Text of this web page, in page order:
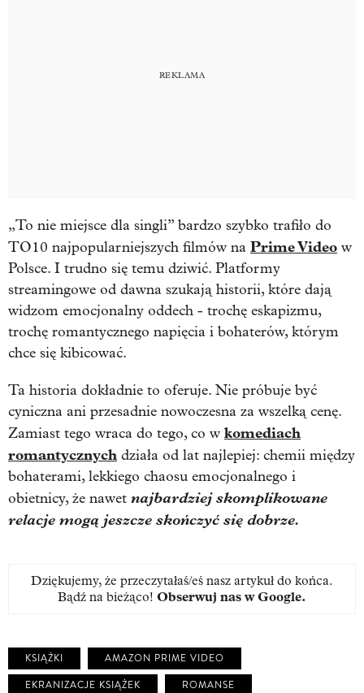
„To nie miejsce dla singli” bardzo szybko trafiło do
TO10 najpopularniejszych filmów na Prime Video w
Polsce. I trudno się temu dziwić. Platformy
streamingowe od dawna szukają historii, które dają
widzom emocjonalny oddech - trochę eskapizmu,
trochę romantycznego napięcia i bohaterów, którym
chce się kibicować.
Ta historia dokładnie to oferuje. Nie próbuje być
cyniczna ani przesadnie nowoczesna za wszelką cenę.
Zamiast tego wraca do tego, co w komediach
romantycznych działa od lat najlepiej: chemii między
bohaterami, lekkiego chaosu emocjonalnego i
obietnicy, że nawet najbardziej skomplikowane
relacje mogą jeszcze skończyć się dobrze.
Dziękujemy, że przeczytałaś/eś nasz artykuł do końca.
Bądź na bieżąco! Obserwuj nas w Google.
KSIĄŻKI
AMAZON PRIME VIDEO
EKRANIZACJE KSIĄŻEK
ROMANSE